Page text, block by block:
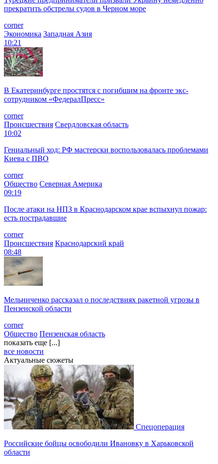
прекратить обстрелы судов в Черном море
corner
Экономика Западная Азия
10:21
В Екатеринбурге простятся с погибшим на фронте экс-
сотрудником «ФедералПресс»
corner
Происшествия Свердловская область
10:02
Гениальный ход: РФ мастерски воспользовалась проблемами
Киева с ПВО
corner
Общество Северная Америка
09:19
После атаки на НПЗ в Краснодарском крае вспыхнул пожар:
есть пострадавшие
corner
Происшествия Краснодарский край
08:48
Мельниченко рассказал о последствиях ракетной угрозы в
Пензенской области
corner
Общество Пензенская область
показать еще [...]
все новости
Актуальные сюжеты
Спецоперация
Российские бойцы освободили Ивановку в Харьковской
области